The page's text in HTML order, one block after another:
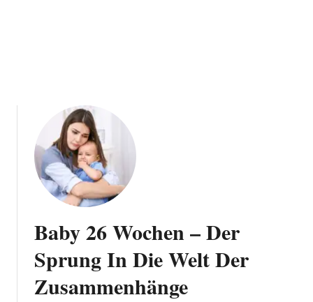
Baby 26 Wochen – Der
Sprung In Die Welt Der
Zusammenhänge